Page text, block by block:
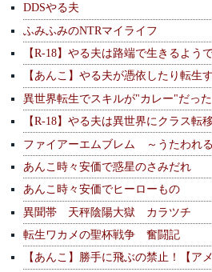
DDSやる夫
ふみふみのNTRマイライフ
【R-18】やる夫は路端で生きるよう
【あんこ】やる夫が憑依したり転生
異世界転生でスキルが"カレー"だった
【R-18】やる夫は異世界にクラス転
ファイアーエムブレム ～うたわれ
あんこ時々安価で惑星のさみだれ
あんこ時々安価でヒーローもの
異聞帯 天秤陰陽大獄 カラツチ
転生ワカメの聖杯戦争 奮闘記
【あんこ】勝手に飛ぶの禁止！【ア